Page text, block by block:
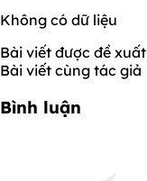
Không có dữ liệu
Bài viết được đề xuất
Bài viết cùng tác giả
Bình luận